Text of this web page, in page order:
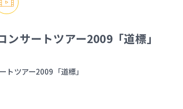
サートツアー2009「道標」
ツアー2009「道標」